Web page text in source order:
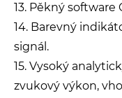
13. Pěkný software
14. Barevný
signál.
15. Vysoký
zvukový výkon,